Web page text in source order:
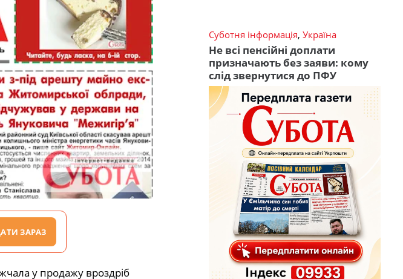
ЗАРАЗ
у продажу вроздріб
Суботня інформація, Україна
Не всі пенсійні доплати
призначають без заяви: кому
слід звернутися до ПФУ